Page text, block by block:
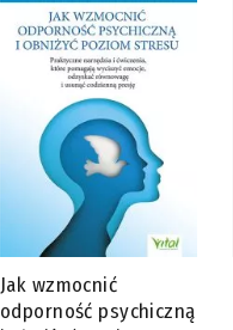
Kręgosłup bez bólu w
60 sekund